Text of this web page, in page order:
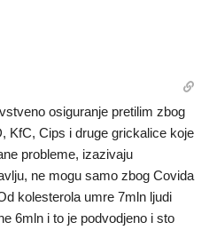
osiguranje pretilim zbog
KfC, Cips i druge grickalice koje
probleme, izazivaju
ne mogu samo zbog Covida
kolesterola umre 7mln ljudi
6mln i to je podvodjeno i sto